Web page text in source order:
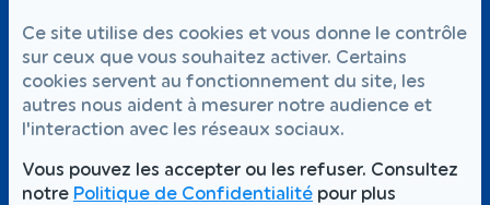
01 56 93 60 26
Formulaire de
contact
Prendre
rendez-vous
NOUS SUIVRE
Votre satisfaction,
Ce site utilise des cookies et vous donne le contrôle
sur ceux que vous souhaitez activer. Certains
cookies servent au fonctionnement du site, les
autres nous aident à mesurer notre audience et
l'interaction avec les réseaux sociaux.
Vous pouvez les accepter ou les refuser. Consultez
notre Politique de Confidentialité pour plus